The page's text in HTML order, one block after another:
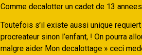
Comme decalotter un cadet de 13
Toutefois s’il existe aussi unique
procreateur sinon l’enfant, ! On pourra
malgre aider Mon decalottage » ceci